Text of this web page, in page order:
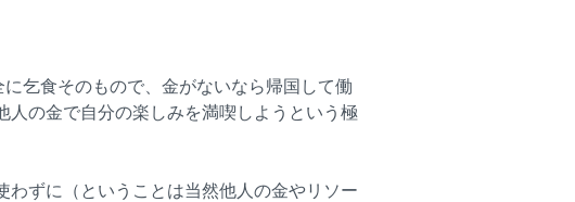
乞食そのもので、金がないなら帰国して働
の金で自分の楽しみを満喫しようという極
ずに（ということは当然他人の金やリソー